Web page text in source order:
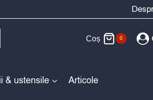
Coș 0
& ustensile Articole